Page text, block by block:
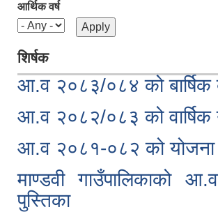
आर्थिक वर्ष
शिर्षक
आ.व २०८३/०८४ को बार्षिक
आ.व २०८२/०८३ को वार्षिक
आ.व २०८१-०८२ को योजना
माण्डवी गाउँपालिकाको
पुस्तिका